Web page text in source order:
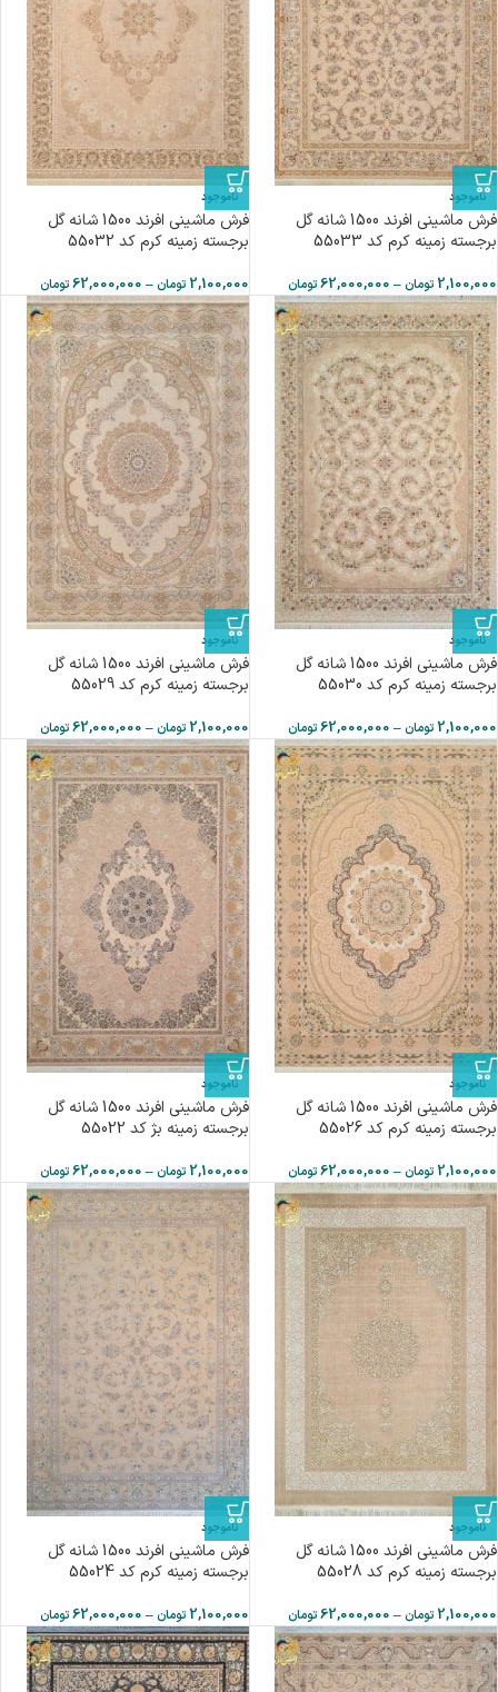
ناموجود
فرش ماشینی افرند 1500 شانه گل
برجسته زمینه کرم کد 55033
2,100,000 تومان–
62,000,000تومان
ناموجود
فرش ماشینی افرند 1500 شانه گل
برجسته زمینه کرم کد 55032
2,100,000 تومان –
62,000,000 تومان
ناموجود
فرش ماشینی افرند 1500 شانه گل
برجسته زمینه کرم کد 55030
2,100,000 تومان–
62,000,000تومان
ناموجود
فرش ماشینی افرند 1500 شانه گل
برجسته زمینه کرم کد 55029
2,100,000 تومان –
62,000,000 تومان
ناموجود
فرش ماشینی افرند 1500 شانه گل
برجسته زمینه کرم کد 55026
2,100,000 تومان–
62,000,000تومان
ناموجود
فرش ماشینی افرند 1500 شانه گل
برجسته زمینه بژ کد 55022
2,100,000 تومان –
62,000,000 تومان
ناموجود
فرش ماشینی افرند 1500 شانه گل
برجسته زمینه کرم کد 55028
2,100,000 تومان–
62,000,000تومان
ناموجود
فرش ماشینی افرند 1500 شانه گل
برجسته زمینه کرم کد 55024
2,100,000 تومان –
62,000,000 تومان